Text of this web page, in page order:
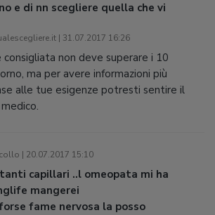
e di nn scegliere quella che vi
| 31.07.2017 16:26
consigliata non deve superare i 10
ma per avere informazioni più
alle tue esigenze potresti sentire il
| 20.07.2017 15:10
capillari ..l omeopata mi ha
mangerei
fame nervosa la posso